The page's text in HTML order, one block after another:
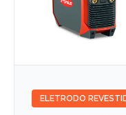
ELETRODO